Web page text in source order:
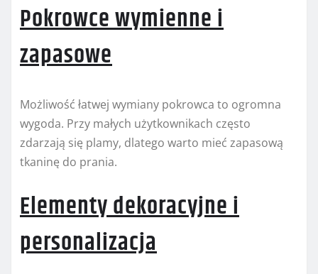
Pokrowce wymienne i
zapasowe
Możliwość łatwej wymiany pokrowca to ogromna
wygoda. Przy małych użytkownikach często
zdarzają się plamy, dlatego warto mieć zapasową
tkaninę do prania.
Elementy dekoracyjne i
personalizacja